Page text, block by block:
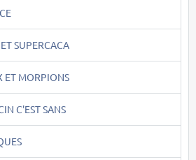
SUPERCACA
ET MORPIONS
C'EST SANS